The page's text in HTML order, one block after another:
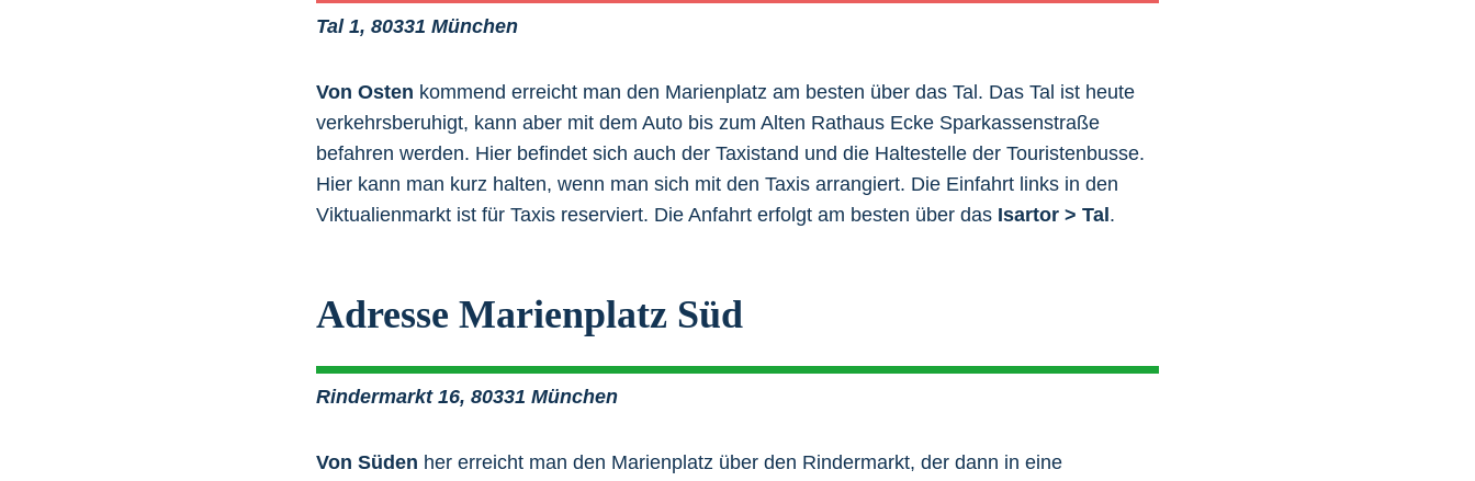
Tal 1, 80331 München
Von Osten kommend erreicht man den Marienplatz am besten über das Tal. Das Tal ist heute
verkehrsberuhigt, kann aber mit dem Auto bis zum Alten Rathaus Ecke Sparkassenstraße
befahren werden. Hier befindet sich auch der Taxistand und die Haltestelle der Touristenbusse.
Hier kann man kurz halten, wenn man sich mit den Taxis arrangiert. Die Einfahrt links in den
Viktualienmarkt ist für Taxis reserviert. Die Anfahrt erfolgt am besten über das Isartor > Tal .
Adresse Marienplatz Süd
Rindermarkt 16, 80331 München
Von Süden her erreicht man den Marienplatz über den Rindermarkt, der dann in eine